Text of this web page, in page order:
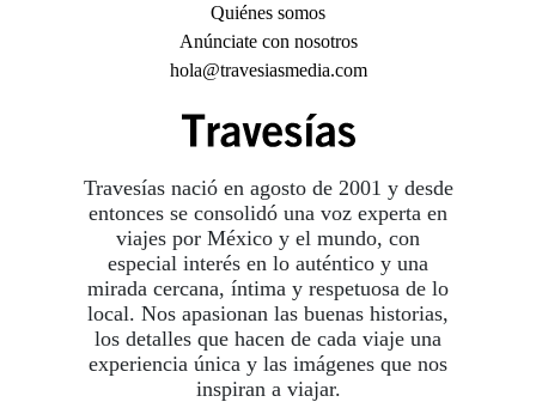
Travesías nació en agosto de 2001 y desde
entonces se consolidó una voz experta en
viajes por México y el mundo, con
especial interés en lo auténtico y una
mirada cercana, íntima y respetuosa de lo
local. Nos apasionan las buenas historias,
los detalles que hacen de cada viaje una
experiencia única y las imágenes que nos
inspiran a viajar.
Quiénes somos
Anúnciate con nosotros
hola@travesiasmedia.com